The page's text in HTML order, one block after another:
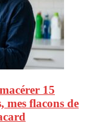
15
mes flacons de